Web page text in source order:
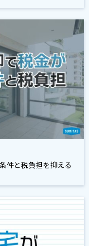
件と税負担を抑える